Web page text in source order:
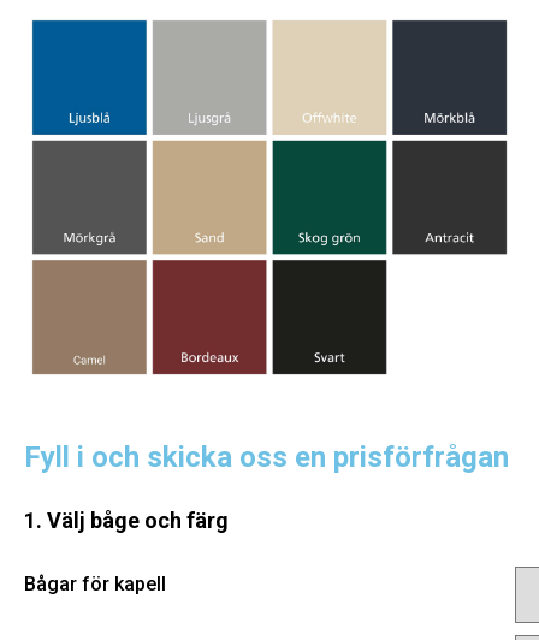
Fyll i och skicka oss en prisförfrågan
1. Välj båge och färg
Bågar för kapell